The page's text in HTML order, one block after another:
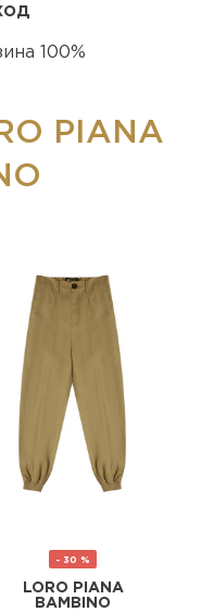
100%
PIANA
- 30 %
LORO PIANA
BAMBINO